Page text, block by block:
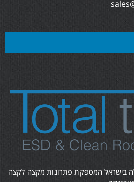
בישראל המספקת פתרונות מקצה לקצה